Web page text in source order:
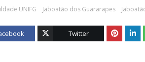
UNIFG Jaboatão dos Guararapes
Twitter